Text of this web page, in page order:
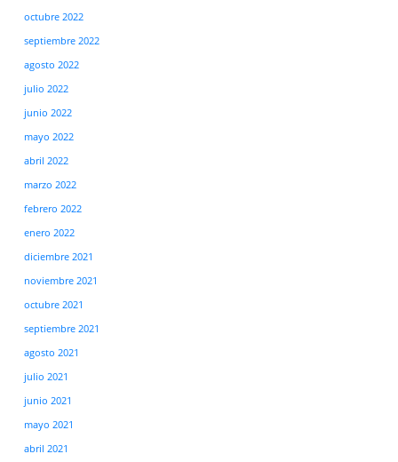
octubre 2022
septiembre 2022
agosto 2022
julio 2022
junio 2022
mayo 2022
abril 2022
marzo 2022
febrero 2022
enero 2022
diciembre 2021
noviembre 2021
octubre 2021
septiembre 2021
agosto 2021
julio 2021
junio 2021
mayo 2021
abril 2021